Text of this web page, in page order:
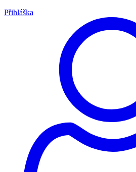
Přihláška